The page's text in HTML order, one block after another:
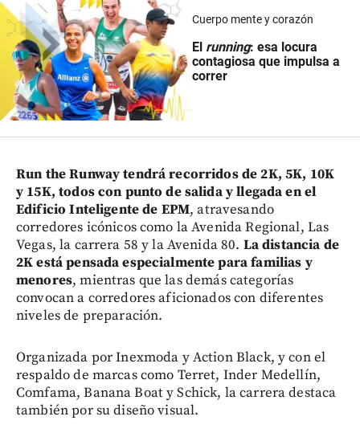
Cuerpo mente y corazón
El running: esa locura
contagiosa que impulsa a
correr
Run the Runway tendrá recorridos de 2K, 5K, 10K
y 15K, todos con punto de salida y llegada en el
Edificio Inteligente de EPM, atravesando
corredores icónicos como la Avenida Regional, Las
Vegas, la carrera 58 y la Avenida 80. La distancia de
2K está pensada especialmente para familias y
menores, mientras que las demás categorías
convocan a corredores aficionados con diferentes
niveles de preparación.
Organizada por Inexmoda y Action Black, y con el
respaldo de marcas como Terret, Inder Medellín,
Comfama, Banana Boat y Schick, la carrera destaca
también por su diseño visual.